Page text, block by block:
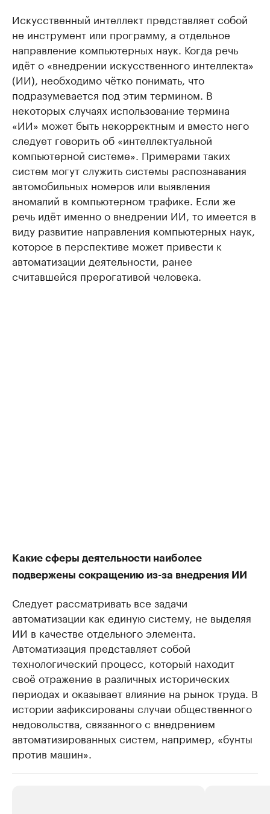
Искусственный интеллект представляет собой
не инструмент или программу, а отдельное
направление компьютерных наук. Когда речь
идёт о «внедрении искусственного интеллекта»
(ИИ), необходимо чётко понимать, что
подразумевается под этим термином. В
некоторых случаях использование термина
«ИИ» может быть некорректным и вместо него
следует говорить об «интеллектуальной
компьютерной системе». Примерами таких
систем могут служить системы распознавания
автомобильных номеров или выявления
аномалий в компьютерном трафике. Если же
речь идёт именно о внедрении ИИ, то имеется в
виду развитие направления компьютерных наук,
которое в перспективе может привести к
автоматизации деятельности, ранее
считавшейся прерогативой человека.
Какие сферы деятельности наиболее
подвержены сокращению из-за внедрения ИИ
Следует рассматривать все задачи
автоматизации как единую систему, не выделяя
ИИ в качестве отдельного элемента.
Автоматизация представляет собой
технологический процесс, который находит
своё отражение в различных исторических
периодах и оказывает влияние на рынок труда. В
истории зафиксированы случаи общественного
недовольства, связанного с внедрением
автоматизированных систем, например, «бунты
против машин».